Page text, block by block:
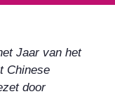
Jaar van het
Chinese
door